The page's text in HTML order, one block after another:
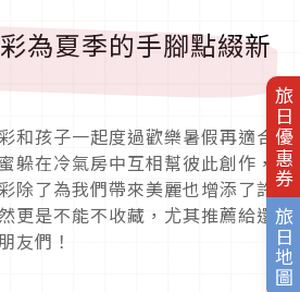
旅日優惠券
旅日地圖
為夏季的手腳點綴新
和孩子一起度過歡樂暑假再適合
躲在冷氣房中互相幫彼此創作，
除了為我們帶來美麗也增添了許
更是不能不收藏，尤其推薦給還
友們！